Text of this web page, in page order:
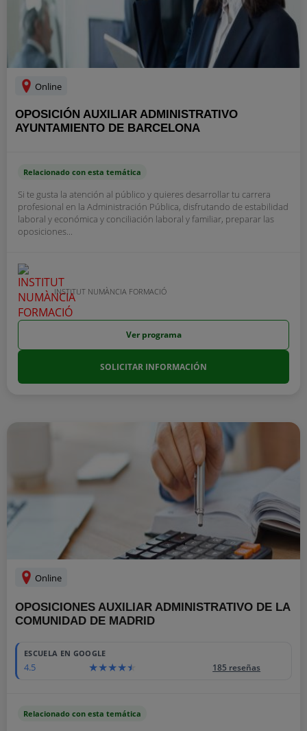
Online
OPOSICIÓN AUXILIAR ADMINISTRATIVO
AYUNTAMIENTO DE BARCELONA
Relacionado con esta temática
Si te gusta la atención al público y quieres desarrollar tu carrera
profesional en la Administración Pública, disfrutando de estabilidad
laboral y económica y conciliación laboral y familiar, preparar las
oposiciones...
INSTITUT NUMÀNCIA FORMACIÓ
Ver programa
SOLICITAR INFORMACIÓN
Online
OPOSICIONES AUXILIAR ADMINISTRATIVO DE LA
COMUNIDAD DE MADRID
ESCUELA EN GOOGLE
4.5 185 reseñas
Relacionado con esta temática